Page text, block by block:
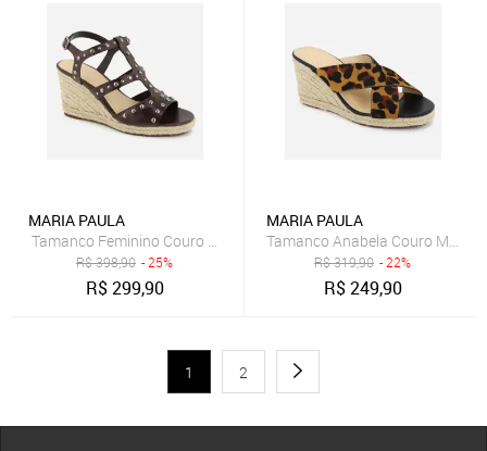
MARIA PAULA
Tamanco Feminino Couro Maria Paula Corda Hotfix Café
R$398,90 - 25%
R$299,90
MARIA PAULA
Tamanco Anabela Couro Maria
R$319,90 - 22%
R$249,90
1 2